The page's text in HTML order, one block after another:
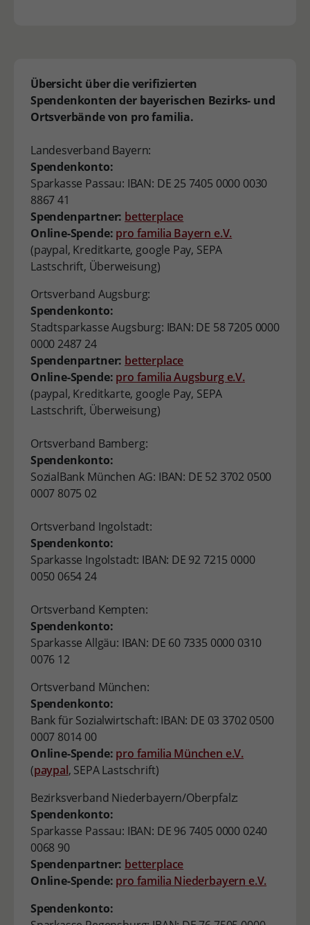
Übersicht über die verifizierten
Spendenkonten der bayerischen Bezirks- und
Ortsverbände von pro familia.
Landesverband Bayern:
Spendenkonto:
Sparkasse Passau: IBAN: DE 25 7405 0000 0030
8867 41
Spendenpartner: betterplace
Online-Spende: pro familia Bayern e.V.
(paypal, Kreditkarte, google Pay, SEPA
Lastschrift, Überweisung)
Ortsverband Augsburg:
Spendenkonto:
Stadtsparkasse Augsburg: IBAN: DE 58 7205 0000
0000 2487 24
Spendenpartner: betterplace
Online-Spende: pro familia Augsburg e.V.
(paypal, Kreditkarte, google Pay, SEPA
Lastschrift, Überweisung)
Ortsverband Bamberg:
Spendenkonto:
SozialBank München AG: IBAN: DE 52 3702 0500
0007 8075 02
Ortsverband Ingolstadt:
Spendenkonto:
Sparkasse Ingolstadt: IBAN: DE 92 7215 0000
0050 0654 24
Ortsverband Kempten:
Spendenkonto:
Sparkasse Allgäu: IBAN: DE 60 7335 0000 0310
0076 12
Ortsverband München:
Spendenkonto:
Bank für Sozialwirtschaft: IBAN: DE 03 3702 0500
0007 8014 00
Online-Spende: pro familia München e.V.
(paypal, SEPA Lastschrift)
Bezirksverband Niederbayern/Oberpfalz:
Spendenkonto:
Sparkasse Passau: IBAN: DE 96 7405 0000 0240
0068 90
Spendenpartner: betterplace
Online-Spende: pro familia Niederbayern e.V.
Spendenkonto: